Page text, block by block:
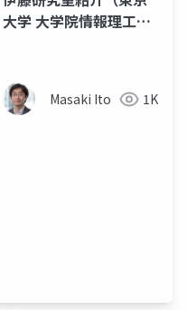
大学 大学院情報理工学
2024
Masaki Ito 1K